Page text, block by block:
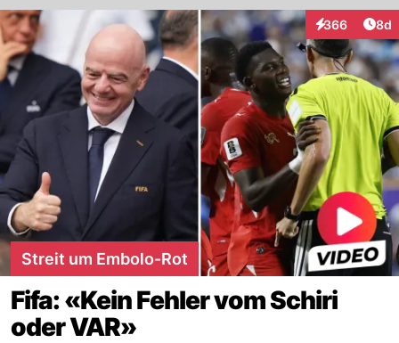
366
Interaktionen
8d
Streit um Embolo-Rot
Fifa: «Kein Fehler vom Schiri
oder VAR»